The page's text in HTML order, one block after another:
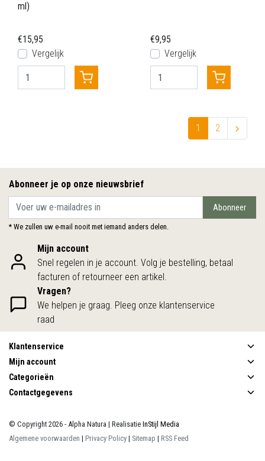
ml)
€15,95
Vergelijk
€9,95
Vergelijk
1 2
Abonneer je op onze nieuwsbrief
Abonneer
* We zullen uw e-mail nooit met iemand anders delen.
Mijn account
Snel regelen in je account. Volg je bestelling, betaal
facturen of retourneer een artikel.
Vragen?
We helpen je graag. Pleeg onze klantenservice
raad
Klantenservice
Mijn account
Categorieën
Contactgegevens
© Copyright 2026 - Alpha Natura | Realisatie InStijl Media
Algemene voorwaarden | Privacy Policy | Sitemap | RSS Feed